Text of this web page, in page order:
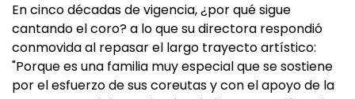
En cinco décadas de vigencia, ¿por qué sigue
cantando el coro? a lo que su directora respondió
conmovida al repasar el largo trayecto artístico:
"Porque es una familia muy especial que se sostiene
por el esfuerzo de sus coreutas y con el apoyo de la